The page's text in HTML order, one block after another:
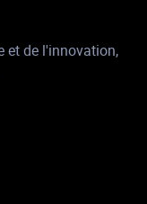
et de l'innovation,